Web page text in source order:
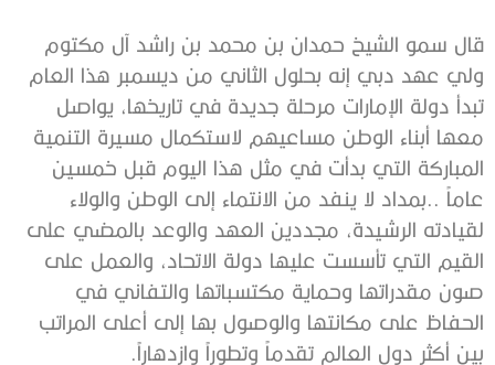
قال سمو الشيخ حمدان بن محمد بن راشد آل مكتوم
ولي عهد دبي إنه بحلول الثاني من ديسمبر هذا العام
تبدأ دولة الإمارات مرحلة جديدة في تاريخها، يواصل
معها أبناء الوطن مساعيهم لاستكمال مسيرة التنمية
المباركة التي بدأت في مثل هذا اليوم قبل خمسين
عاماً ..بمداد لا ينفد من الانتماء إلى الوطن والولاء
لقيادته الرشيدة، مجددين العهد والوعد بالمضي على
القيم التي تأسست عليها دولة الاتحاد، والعمل على
صون مقدراتها وحماية مكتسباتها والتفاني في
الحفاظ على مكانتها والوصول بها إلى أعلى المراتب
بين أكثر دول العالم تقدماً وتطوراً وازدهاراً.